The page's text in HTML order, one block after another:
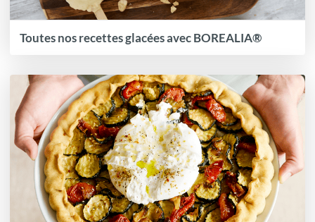
Toutes nos recettes glacées avec BOREALIA®